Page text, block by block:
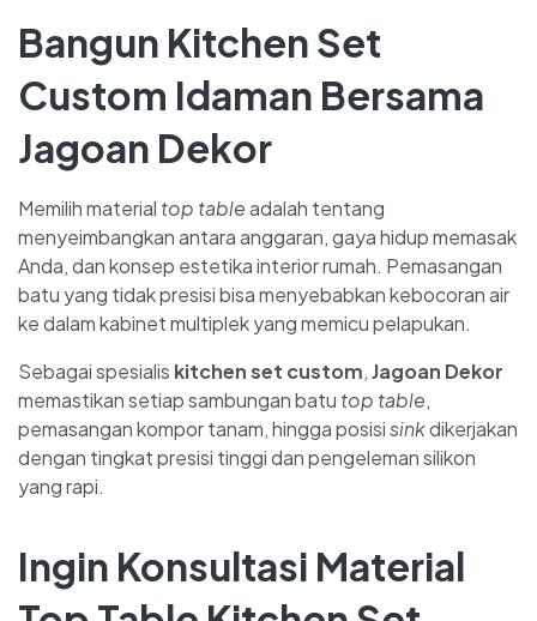
Bangun Kitchen Set
Custom Idaman Bersama
Jagoan Dekor
Memilih material top tableadalah tentang
menyeimbangkan antara anggaran, gaya hidup memasak
Anda, dan konsep estetika interior rumah. Pemasangan
batu yang tidak presisi bisa menyebabkan kebocoran air
ke dalam kabinet multiplek yang memicu pelapukan.
Sebagai spesialis kitchen set custom,Jagoan Dekor
memastikan setiap sambungan batu top table,
pemasangan kompor tanam, hingga posisisinkdikerjakan
dengan tingkat presisi tinggi dan pengeleman silikon
yang rapi.
Ingin Konsultasi Material